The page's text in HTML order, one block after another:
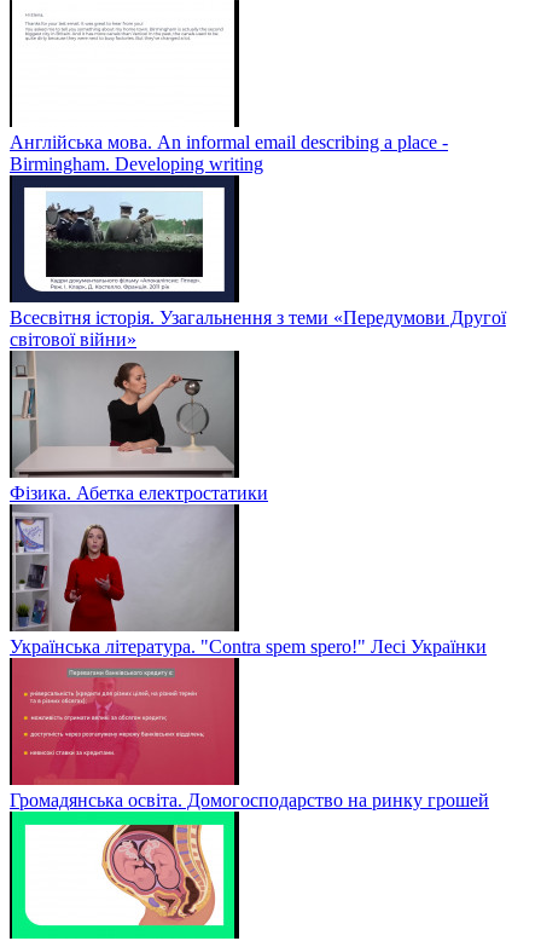
Англійська мова. An informal email describing a place -
Birmingham. Developing writing
Всесвітня історія. Узагальнення з теми «Передумови Другої
світової війни»
Фізика. Абетка електростатики
Українська література. "Contra spem spero!" Лесі Українки
Громадянська освіта. Домогосподарство на ринку грошей